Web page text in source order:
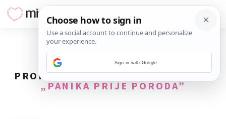
PRONAĐENO18REZULTATA ZA TAG
„PANIKA PRIJE PORODA”
Sign in with Google